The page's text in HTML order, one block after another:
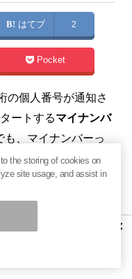
はてブ 2
Pocket
の個人番号が通知さ
ートするマイナンバ
も、マイナンバーっ
いるのかまったく
だ多いですよね。そ
ろ、怖いところ
』 ×
the storing of cookies on
site usage, and assist in